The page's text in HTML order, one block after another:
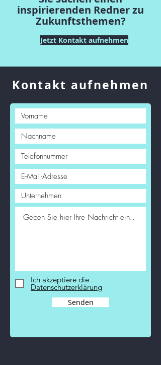
inspirierenden Redner zu
Zukunftsthemen?
Jetzt Kontakt aufnehmen
Kontakt aufnehmen
Ich akzeptiere die
Datenschutzerklärung
Senden